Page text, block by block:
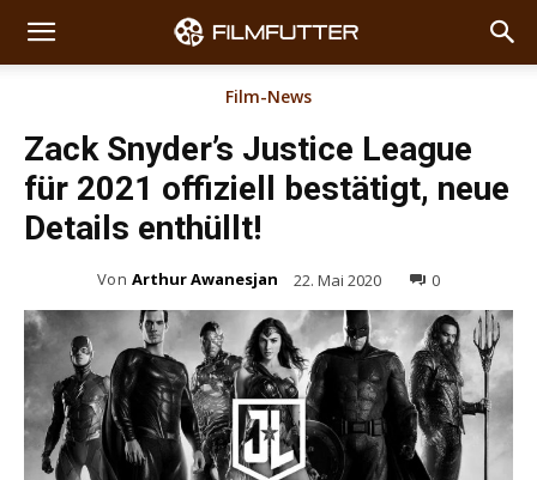
Film-News
Zack Snyder’s Justice League
für 2021 offiziell bestätigt, neue
Details enthüllt!
Von Arthur Awanesjan 22. Mai 2020 0